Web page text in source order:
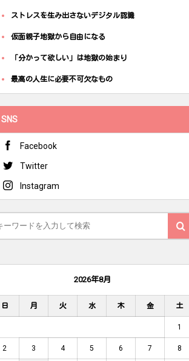
ストレスを生み出さないデジタル認識
仮面親子地獄から自由になる
「分かって欲しい」は地獄の始まり
最高の人生に必要不可欠なもの
SNS
Facebook
Twitter
Instagram
2026年8月
日 月 火 水 木 金 土
1
2 3 4 5 6 7 8